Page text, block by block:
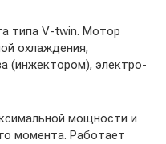
типа V-twin. Мотор
охлаждения,
(инжектором), электро-
мощности и
момента. Работает